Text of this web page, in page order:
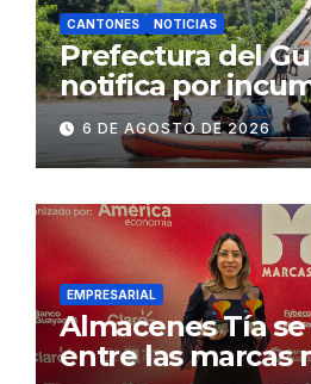
CANTONES NOTICIAS
Prefectura del
notifica por
contractual a la
Concesionaria
exige celeridad
desmontaje del
Gonzalo Icaza
Daule
6 DE AGOSTO DE 2026
EMPRESARIAL
Almacenes Tía
entre las marcas